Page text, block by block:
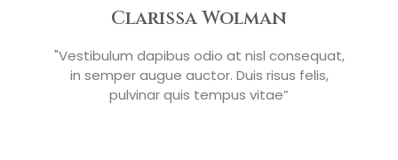
Clarissa Wolman
"Vestibulum dapibus odio at nisl consequat,
in semper augue auctor. Duis risus felis,
pulvinar quis tempus vitae”